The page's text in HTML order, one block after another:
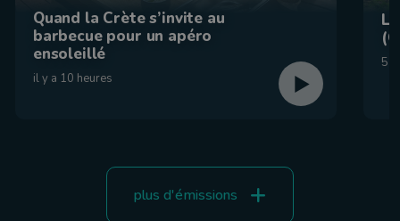
Quand la Crète s’invite au
barbecue pour un apéro
ensoleillé
il y a 10 heures
5
plus d'émissions